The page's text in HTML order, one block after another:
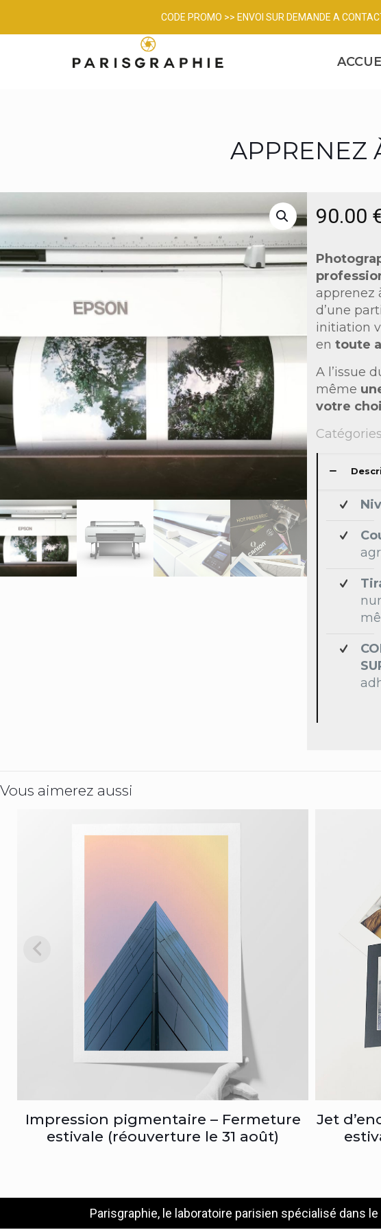
CODE PROMO >> ENVOI SUR DEMANDE A
APPRENEZ
90.00
apprenez
d’une
initiation
entoute
A l’issue
même
votre
Vous aimerez aussi
Impression pigmentaire – Fermeture
estivale (réouverture le 31 août)
Jet
Parisgraphie, le laboratoire parisien spécialisé dans